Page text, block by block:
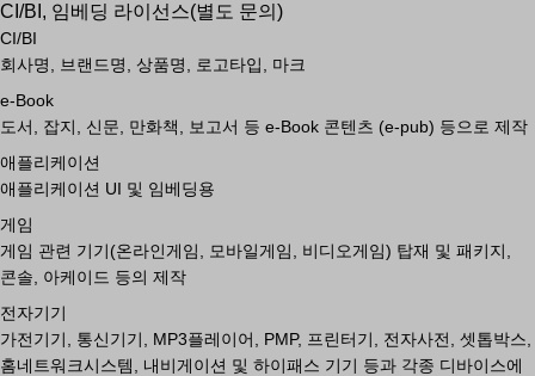
CI/BI, 임베딩 라이선스(별도 문의)
CI/BI
회사명, 브랜드명, 상품명, 로고타입, 마크
e-Book
도서, 잡지, 신문, 만화책, 보고서 등 e-Book 콘텐츠 (e-pub) 등으로 제작
애플리케이션
애플리케이션 UI 및 임베딩용
게임
게임 관련 기기(온라인게임, 모바일게임, 비디오게임) 탑재 및 패키지,
콘솔, 아케이드 등의 제작
전자기기
가전기기, 통신기기, MP3플레이어, PMP, 프린터기, 전자사전, 셋톱박스,
홈네트워크시스템, 내비게이션 및 하이패스 기기 등과 각종 디바이스에